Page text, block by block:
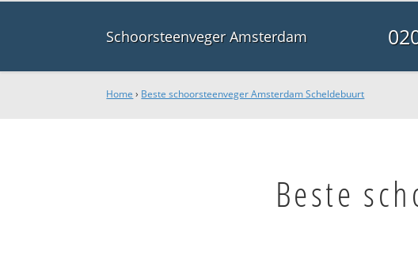
Schoorsteenveger Amsterdam
Home › Beste schoorsteenveger Amsterdam Scheldebuurt
Beste